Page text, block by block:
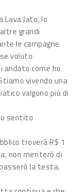
Lava Jato, lo
grandi
le campagne
voluto
andato come ho
vivendo una
valgono più di
sentito
troverà R$ 1
non meriterò di
la testa.